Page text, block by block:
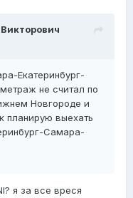
Екатеринбург-
не считал по
Новгороде и
планирую выехать
Самара-
я за все вреся